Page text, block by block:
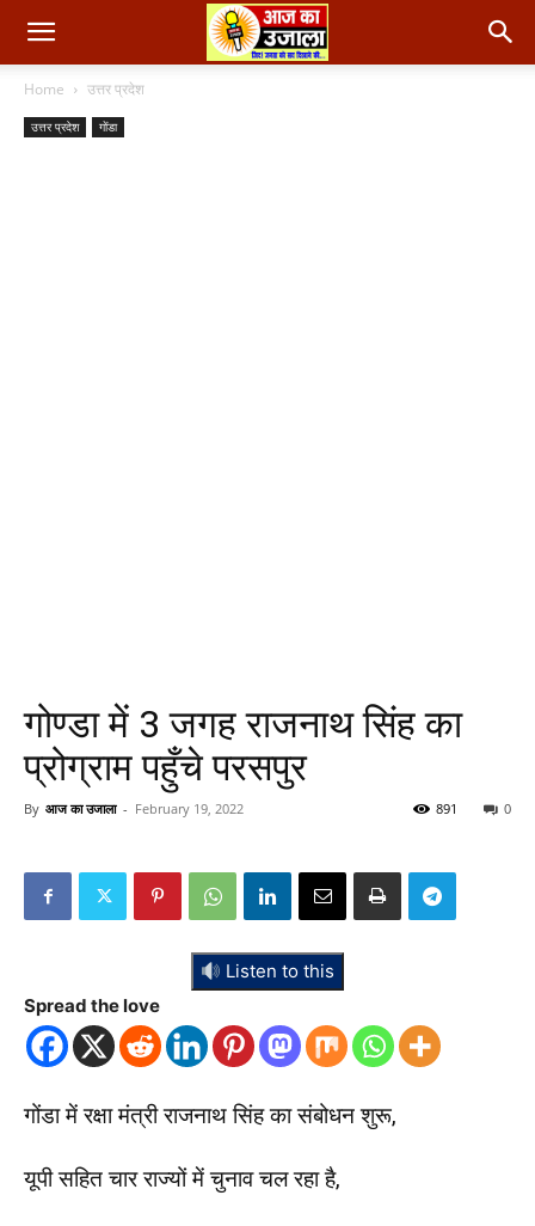
Home उत्तर प्रदेश
उत्तर प्रदेश गोंडा
गोण्डा में 3 जगह राजनाथ सिंह का
प्रोग्राम पहुँचे परसपुर
By आज का उजाला - February 19, 2022 0
891
Listen to this
Spread the love
गोंडा में रक्षा मंत्री राजनाथ सिंह का संबोधन शुरू,
यूपी सहित चार राज्यों में चुनाव चल रहा है,